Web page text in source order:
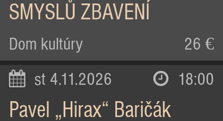
SMYSLŮ ZBAVENÍ
Dom kultúry 26 €
st 4.11.2026 18:00
Pavel „Hirax“ Baričák